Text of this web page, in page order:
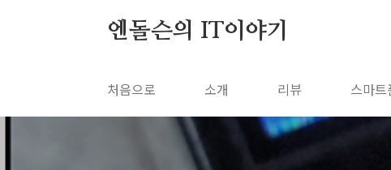
엔돌슨의 IT이야기
처음으로 소개 리뷰 스마트